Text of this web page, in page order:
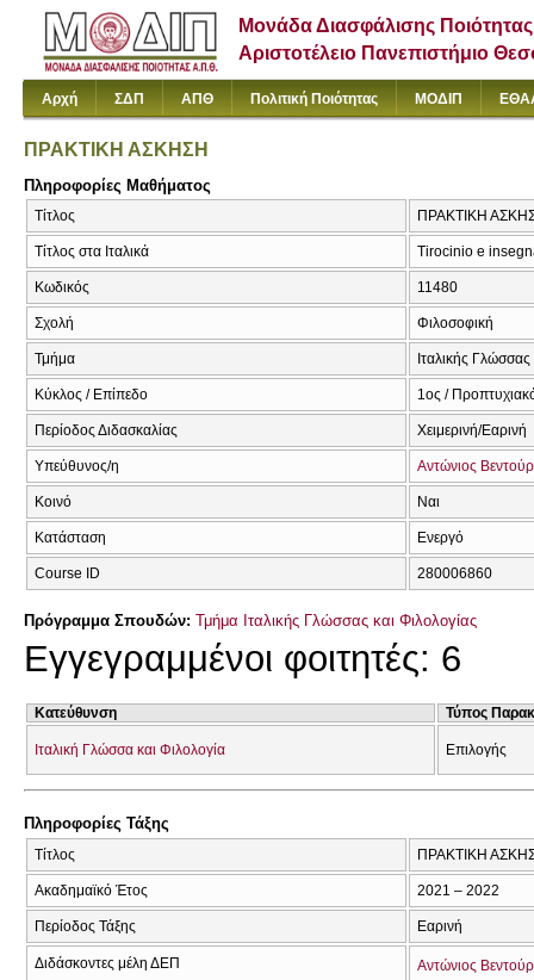
Μονάδα Διασφάλισης Ποιότητας
Αριστοτέλειο Πανεπιστήμιο
Αρχή ΣΔΠ ΑΠΘ Πολιτική Ποιότητας ΜΟΔΙΠ
ΠΡΑΚΤΙΚΗ ΑΣΚΗΣΗ
Πληροφορίες Μαθήματος
Τίτλος ΠΡΑΚΤΙΚΗ
Τίτλος στα Ιταλικά Tirocinio e
Κωδικός 11480
Σχολή Φιλοσοφική
Τμήμα Ιταλικής
Κύκλος / Επίπεδο 1ος /
Περίοδος Διδασκαλίας Χειμερινή/Εαρινή
Υπεύθυνος/η Αντώνιος
Κοινό Ναι
Κατάσταση Ενεργό
Course ID 280006860
Πρόγραμμα Σπουδών: Τμήμα Ιταλικής Γλώσσας και Φιλολογίας
Εγγεγραμμένοι φοιτητές: 6
Κατεύθυνση Τύπος
Ιταλική Γλώσσα και Φιλολογία Επιλογής
Πληροφορίες Τάξης
Τίτλος ΠΡΑΚΤΙΚΗ
Ακαδημαϊκό Έτος 2021 – 2022
Περίοδος Τάξης Εαρινή
Διδάσκοντες μέλη ΔΕΠ Αντώνιος